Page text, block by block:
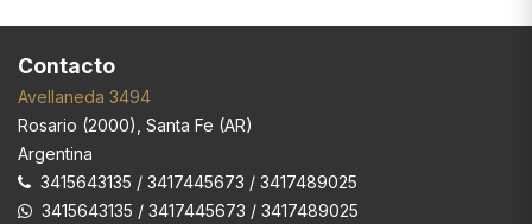
Contacto
Avellaneda 3494
Rosario (2000), Santa Fe (AR)
Argentina
3415643135 / 3417445673 / 3417489025
3415643135 / 3417445673 / 3417489025